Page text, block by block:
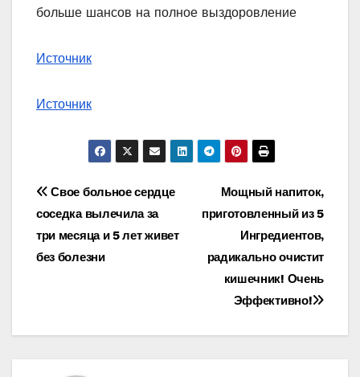
больше шансов на полное выздоровление
Источник
Источник
Навигация
по
записям
Мощный напиток,
приготовленный из 5
Ингредиентов,
радикально очистит
кишечник! Очень
Эффективно!
Свое больное сердце
соседка вылечила за
три месяца и 5 лет живет
без болезни